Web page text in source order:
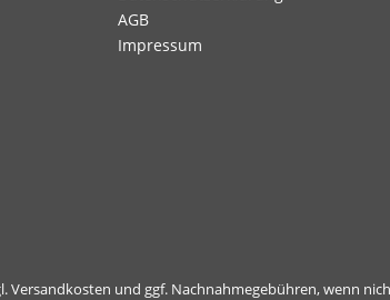
AGB
Impressum
Versandkosten und ggf. Nachnahmegebühren, wenn